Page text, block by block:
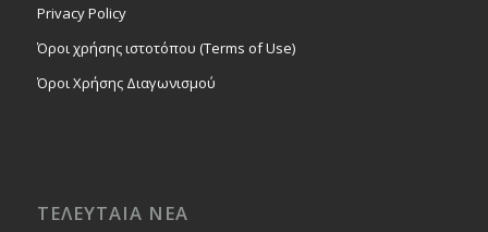
Privacy Policy
Όροι χρήσης ιστοτόπου (Terms of Use)
Όροι Χρήσης Διαγωνισμού
ΤΕΛΕΥΤΑΙΑ ΝΕΑ